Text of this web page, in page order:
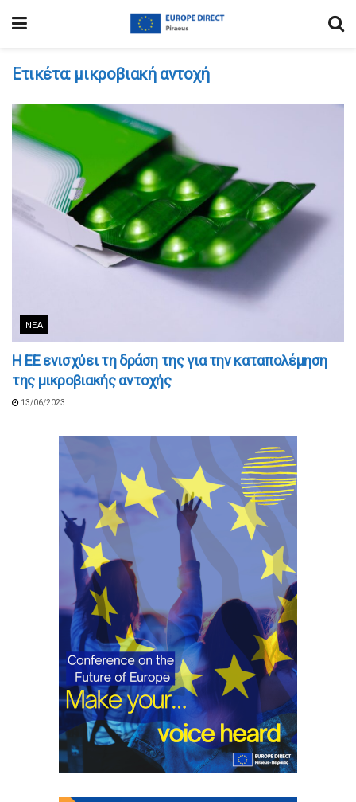
Ετικέτα: μικροβιακή αντοχή
ΝΈΑ
Η ΕΕ ενισχύει τη δράση της για την καταπολέμηση
της μικροβιακής αντοχής
13/06/2023